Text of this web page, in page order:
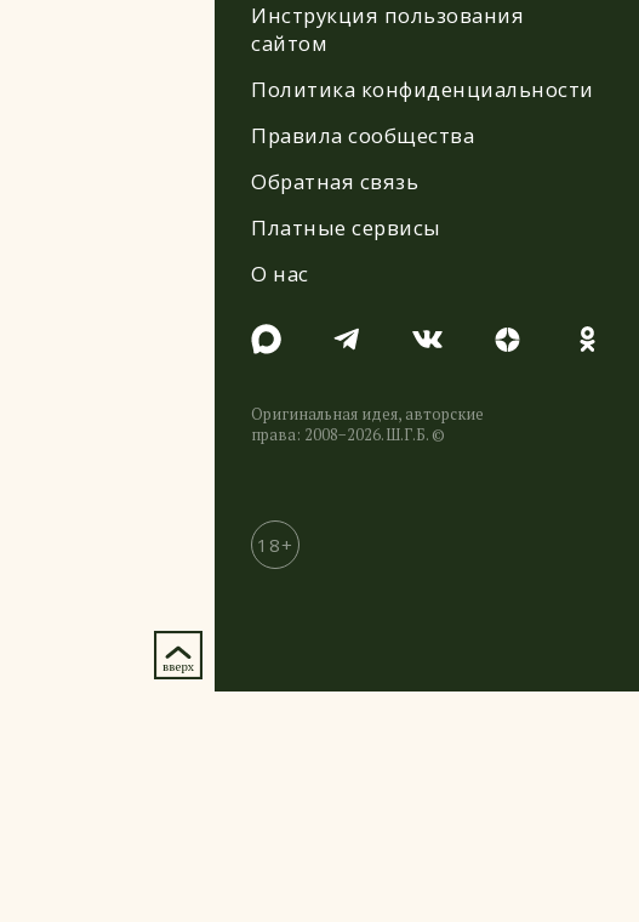
Инструкция пользования
сайтом
Политика конфиденциальности
Правила сообщества
Обратная связь
Платные сервисы
О нас
Оригинальная идея, авторские
права: 2008−2026. Ш.Г.Б. ©
18+